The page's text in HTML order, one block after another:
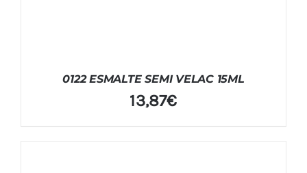
0122 ESMALTE SEMI VELAC 15ML
13,87€